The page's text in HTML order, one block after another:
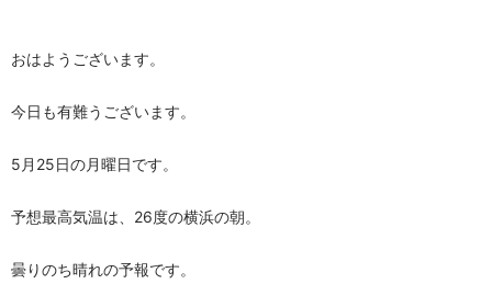
おはようございます。
今日も有難うございます。
5月25日の月曜日です。
予想最高気温は、26度の横浜の朝。
曇りのち晴れの予報です。